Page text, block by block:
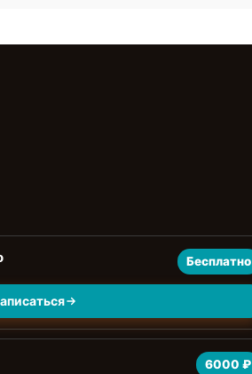
Бесплатно
6000 ₽